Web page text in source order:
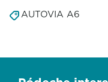
AUTOVIA A6